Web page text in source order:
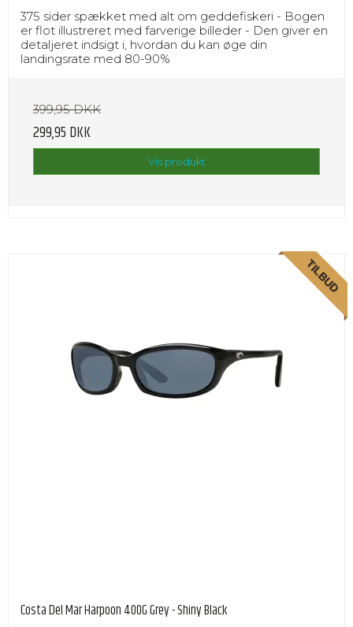
375 sider spækket med alt om geddefiskeri - Bogen
er flot illustreret med farverige billeder - Den giver en
detaljeret indsigt i, hvordan du kan øge din
landingsrate med 80-90%
399,95 DKK
299,95 DKK
Vis produkt
TILBUD
Costa Del Mar Harpoon 400G Grey - Shiny Black